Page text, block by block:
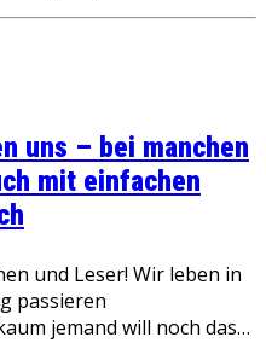
uns – bei manchen
mit einfachen
und Leser! Wir leben in
passieren
jemand will noch das…